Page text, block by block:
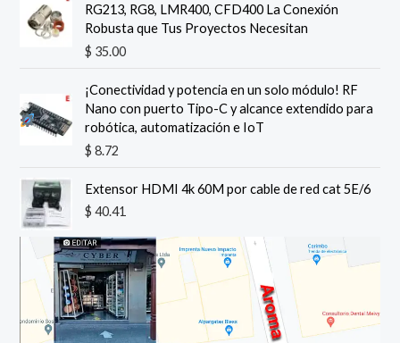
RG213, RG8, LMR400, CFD400 La Conexión
Robusta que Tus Proyectos Necesitan
$ 35.00
¡Conectividad y potencia en un solo módulo! RF
Nano con puerto Tipo-C y alcance extendido para
robótica, automatización e IoT
$ 8.72
Extensor HDMI 4k 60M por cable de red cat 5E/6
$ 40.41